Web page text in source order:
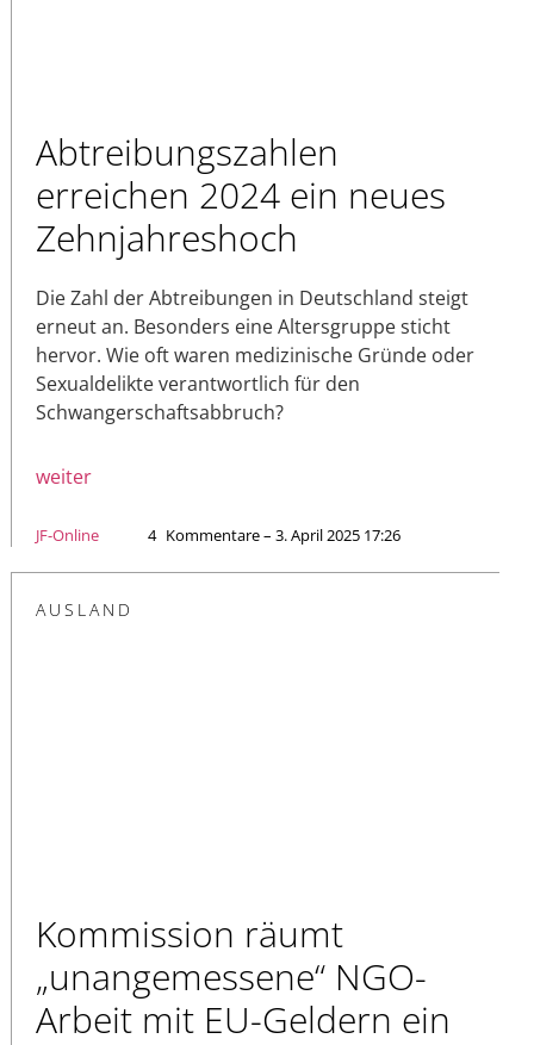
Abtreibungszahlen
erreichen 2024 ein neues
Zehnjahreshoch
Die Zahl der Abtreibungen in Deutschland steigt
erneut an. Besonders eine Altersgruppe sticht
hervor. Wie oft waren medizinische Gründe oder
Sexualdelikte verantwortlich für den
Schwangerschaftsabbruch?
weiter
JF-Online 4 Kommentare – 3. April 2025 17:26
AUSLAND
Kommission räumt
„unangemessene“ NGO-
Arbeit mit EU-Geldern ein